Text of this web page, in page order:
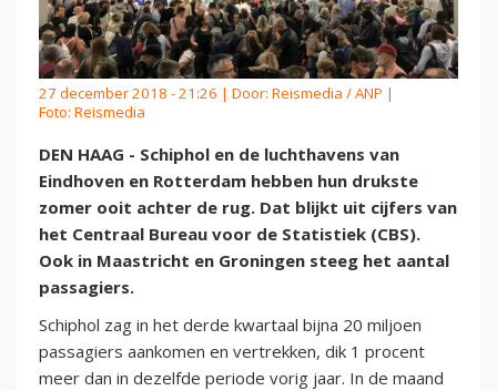
27 december 2018 - 21:26 | Door: Reismedia / ANP |
Foto: Reismedia
DEN HAAG - Schiphol en de luchthavens van
Eindhoven en Rotterdam hebben hun drukste
zomer ooit achter de rug. Dat blijkt uit cijfers van
het Centraal Bureau voor de Statistiek (CBS).
Ook in Maastricht en Groningen steeg het aantal
passagiers.
Schiphol zag in het derde kwartaal bijna 20 miljoen
passagiers aankomen en vertrekken, dik 1 procent
meer dan in dezelfde periode vorig jaar. In de maand